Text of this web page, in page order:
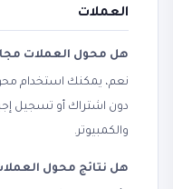
العملات
هل محول العملات
نعم، يمكنك استخدام
دون اشتراك أو تسجيل
والكمبيوتر.
هل نتائج محول